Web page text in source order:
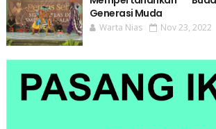
Generasi Muda
Warta Nias Nov 23, 2022